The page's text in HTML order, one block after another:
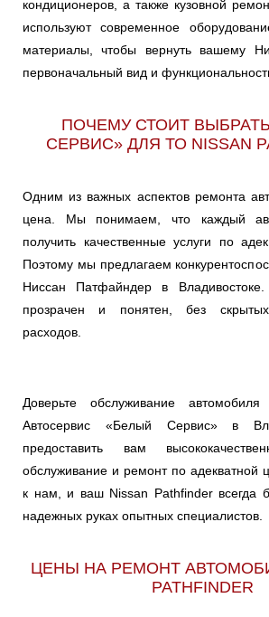
кондиционеров, а также кузовной
используют современное
материалы, чтобы вернуть вашему
первоначальный вид и
ПОЧЕМУ СТОИТ
СЕРВИС» ДЛЯ ТО NISSAN
Одним из важных аспектов ремонта
цена. Мы понимаем, что каждый
получить качественные услуги по
Поэтому мы предлагаем
Ниссан Патфайндер в
прозрачен и понятен, без скрытых
расходов.
Доверьте обслуживание автомобиля
Автосервис «Белый Сервис» в
предоставить вам
обслуживание и ремонт по адекватной
к нам, и ваш Nissan Pathfinder всегда
надежных руках опытных специалистов.
ЦЕНЫ НА РЕМОНТ
PATHFINDER